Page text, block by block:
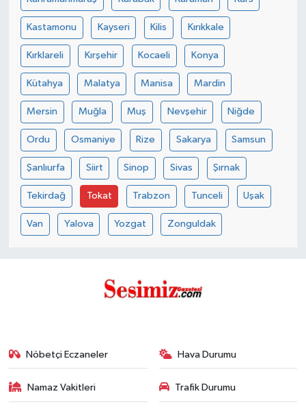
Kastamonu Kayseri Kilis Kırıkkale
Kırklareli Kırşehir Kocaeli Konya
Kütahya Malatya Manisa Mardin
Mersin Muğla Muş Nevşehir Niğde
Ordu Osmaniye Rize Sakarya Samsun
Şanlıurfa Siirt Sinop Sivas Şırnak
Tekirdağ Tokat Trabzon Tunceli Uşak
Van Yalova Yozgat Zonguldak
Nöbetçi Eczaneler Hava Durumu
Namaz Vakitleri Trafik Durumu